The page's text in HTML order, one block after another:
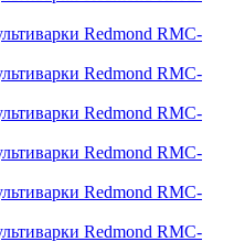
Redmond RMC-
Redmond RMC-
Redmond RMC-
Redmond RMC-
Redmond RMC-
Redmond RMC-